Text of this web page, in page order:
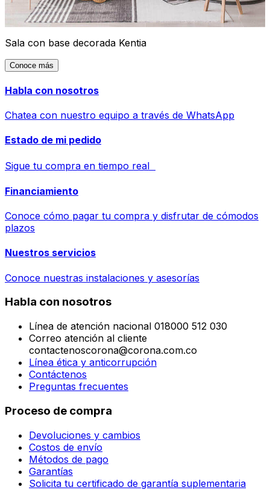
Sala con base decorada Kentia
Conoce más
Habla con nosotros
Chatea con nuestro equipo a través de WhatsApp
Estado de mi pedido
Sigue tu compra en tiempo real
Financiamiento
Conoce cómo pagar tu compra y disfrutar de cómodos
plazos
Nuestros servicios
Conoce nuestras instalaciones y asesorías
Habla con nosotros
Línea de atención nacional 018000 512 030
Correo atención al cliente
contactenoscorona@corona.com.co
Línea ética y anticorrupción
Contáctenos
Preguntas frecuentes
Proceso de compra
Devoluciones y cambios
Costos de envío
Métodos de pago
Garantías
Solicita tu certificado de garantía suplementaria